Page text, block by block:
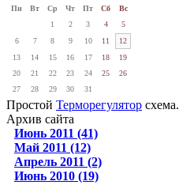
Пн
Вт Ср Чт Пт Сб
Вс
1
2 3 4
5
6
7 8 9 10 11
12
13
14 15 16 17 18
19
20
21 22 23 24 25
26
27
28 29 30 31
Простой Терморегулятор схема.
Архив сайта
Июнь 2011 (41)
Май 2011 (12)
Апрель 2011 (2)
Июнь 2010 (19)